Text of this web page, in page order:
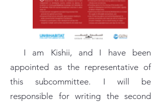
I am Kishii, and I have been
appointed as the representative of
this subcommittee. I will be
responsible for writing the second